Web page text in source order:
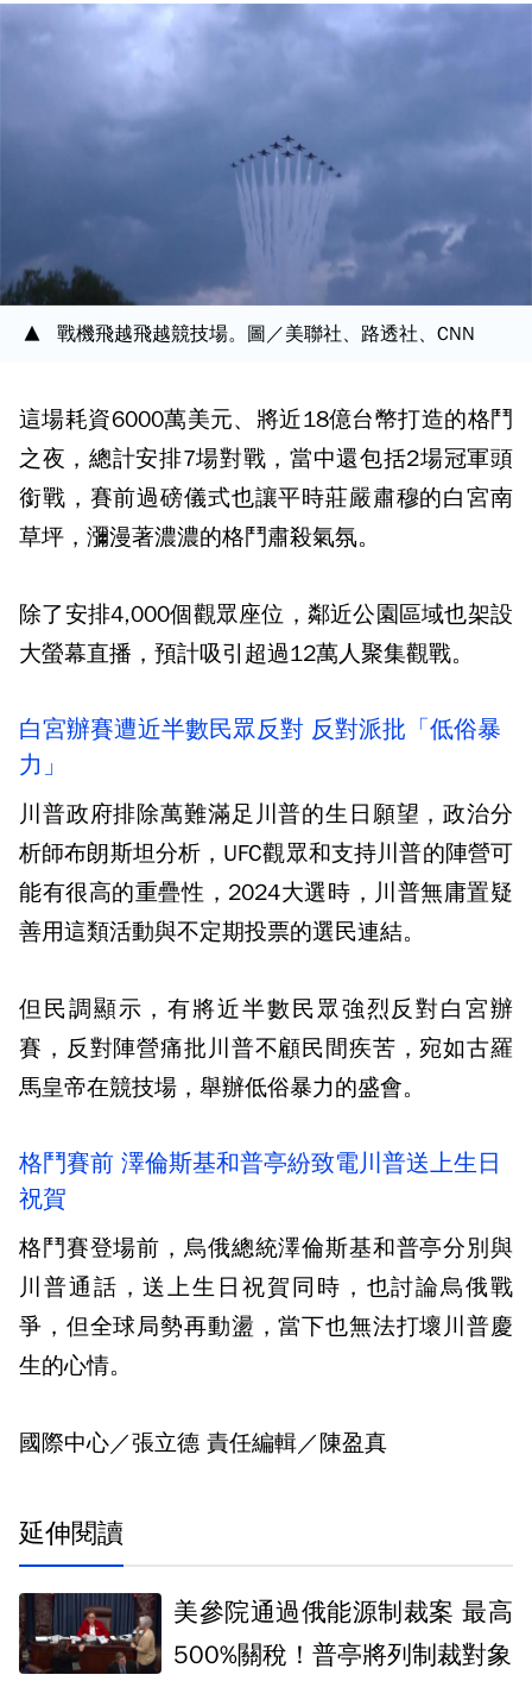
戰機飛越飛越競技場。圖／美聯社、路透社、CNN
這場耗資6000萬美元、將近18億台幣打造的格鬥
之夜，總計安排7場對戰，當中還包括2場冠軍頭
銜戰，賽前過磅儀式也讓平時莊嚴肅穆的白宮南
草坪，瀰漫著濃濃的格鬥肅殺氣氛。
除了安排4,000個觀眾座位，鄰近公園區域也架設
大螢幕直播，預計吸引超過12萬人聚集觀戰。
白宮辦賽遭近半數民眾反對 反對派批「低俗暴
力」
川普政府排除萬難滿足川普的生日願望，政治分
析師布朗斯坦分析，UFC觀眾和支持川普的陣營可
能有很高的重疊性，2024大選時，川普無庸置疑
善用這類活動與不定期投票的選民連結。
但民調顯示，有將近半數民眾強烈反對白宮辦
賽，反對陣營痛批川普不顧民間疾苦，宛如古羅
馬皇帝在競技場，舉辦低俗暴力的盛會。
格鬥賽前 澤倫斯基和普亭紛致電川普送上生日
祝賀
格鬥賽登場前，烏俄總統澤倫斯基和普亭分別與
川普通話，送上生日祝賀同時，也討論烏俄戰
爭，但全球局勢再動盪，當下也無法打壞川普慶
生的心情。
國際中心／張立德 責任編輯／陳盈真
延伸閱讀
美參院通過俄能源制裁案 最高
500%關稅！普亭將列制裁對象